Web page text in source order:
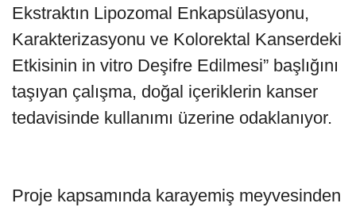
Ekstraktın Lipozomal Enkapsülasyonu,
Karakterizasyonu ve Kolorektal Kanserdeki
Etkisinin in vitro Deşifre Edilmesi” başlığını
taşıyan çalışma, doğal içeriklerin kanser
tedavisinde kullanımı üzerine odaklanıyor.
Proje kapsamında karayemiş meyvesinden